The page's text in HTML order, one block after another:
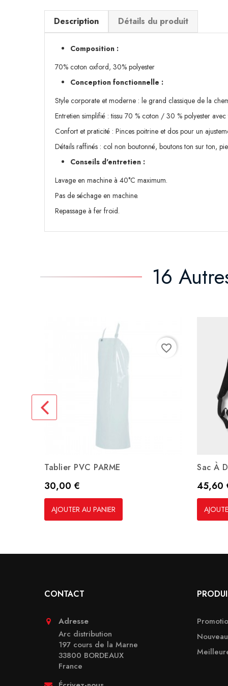
Description Détails du produit
Composition :
70% coton oxford, 30% polyester
Conception fonctionnelle :
Style corporate et moderne : le grand classique de la
Entretien simplifié : tissu 70 % coton / 30 % polyester
Confort et praticité : Pinces poitrine et dos pour un
Détails raffinés : col non boutonné, boutons ton sur ton,
Conseils d'entretien :
Lavage en machine à 40°C maximum.
Pas de séchage en machine.
Repassage à fer froid.
16
Tablier PVC PARME
Prix
30,00 €
AJOUTER AU PANIER
favorite_border
Sac À
Prix
45,60
CONTACT
Adresse
Arc distribution
197 cours de la Marne
33800 BORDEAUX
France